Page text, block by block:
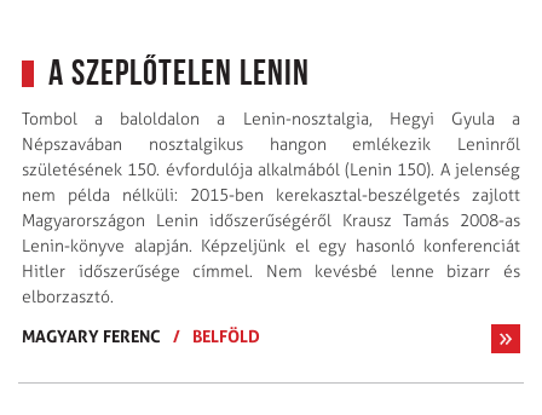
A szeplőtelen Lenin
Tombol a baloldalon a Lenin-nosztalgia, Hegyi Gyula a
Népszavában nosztalgikus hangon emlékezik Leninről
születésének 150. évfordulója alkalmából (Lenin 150). A jelenség
nem példa nélküli: 2015-ben kerekasztal-beszélgetés zajlott
Magyarországon Lenin időszerűségéről Krausz Tamás 2008-as
Lenin-könyve alapján. Képzeljünk el egy hasonló konferenciát
Hitler időszerűsége címmel. Nem kevésbé lenne bizarr és
elborzasztó.
MAGYARY FERENC
/ BELFÖLD